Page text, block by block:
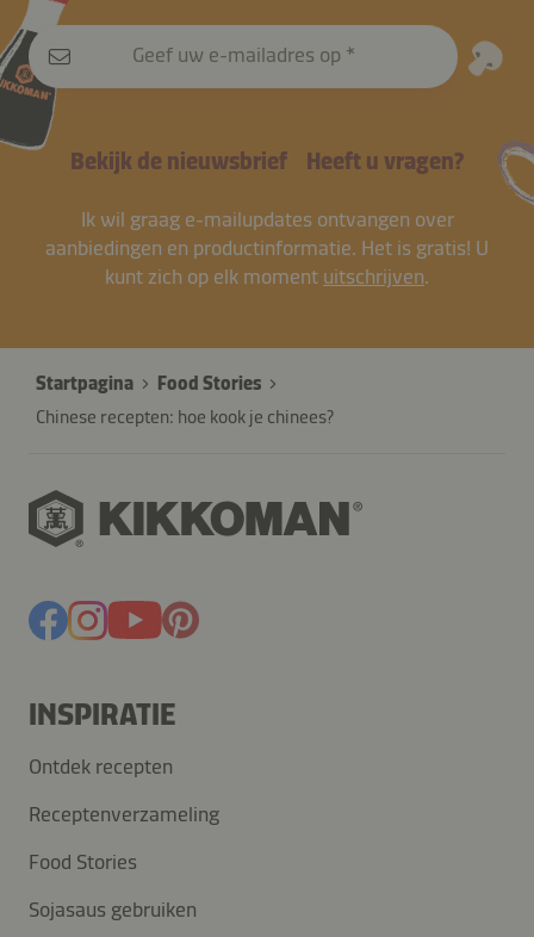
Geef uw e-mailadres op
Bekijk de nieuwsbrief Heeft u vragen?
Ik wil graag e-mailupdates ontvangen over
aanbiedingen en productinformatie. Het is gratis! U
kunt zich op elk moment uitschrijven.
Startpagina
Food Stories
Chinese recepten: hoe kook je chinees?
INSPIRATIE
Ontdek recepten
Receptenverzameling
Food Stories
Sojasaus gebruiken